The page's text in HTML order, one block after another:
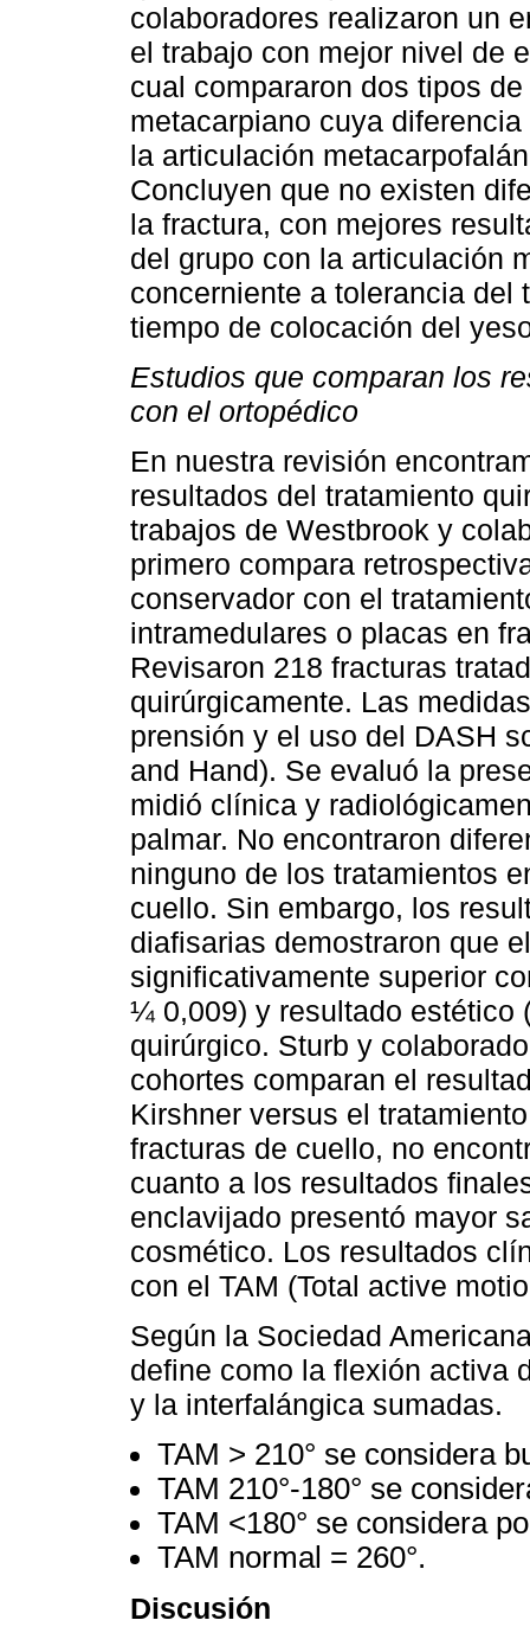
colaboradores realizaron un
el trabajo con mejor nivel de
cual compararon dos tipos
metacarpiano cuya
la articulación
Concluyen que no existen
la fractura, con mejores
del grupo con la articulación
concerniente a tolerancia del
tiempo de colocación del
Estudios que comparan los
con el ortopédico
En nuestra revisión
resultados del tratamiento
trabajos de Westbrook y
primero compara
conservador con el
intramedulares o placas en
Revisaron 218 fracturas
quirúrgicamente. Las
prensión y el uso del DASH
and Hand). Se evaluó la
midió clínica y
palmar. No encontraron
ninguno de los tratamientos
cuello. Sin embargo, los
diafisarias demostraron que
significativamente superior
¼ 0,009) y resultado estético
quirúrgico. Sturb y
cohortes comparan el
Kirshner versus el
fracturas de cuello, no
cuanto a los resultados
enclavijado presentó mayor
cosmético. Los resultados
con el TAM (Total active
Según la Sociedad
define como la flexión activa
y la interfalángica sumadas.
TAM > 210° se considera
TAM 210°-180° se
TAM <180° se considera
TAM normal = 260°.
Discusión